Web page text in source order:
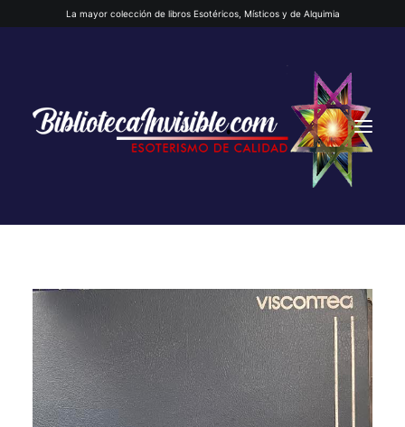
La mayor colección de libros Esotéricos, Místicos y de Alquimia
INICIO
QUIENES SOMOS